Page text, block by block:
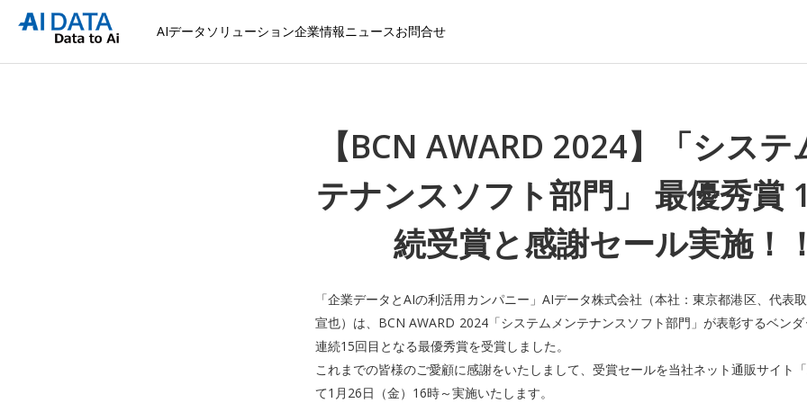
AIデータソリューション企業情報ニュースお問合せ
【BCN AWARD 2024】「シス
テナンスソフト部門」 最優秀賞
続受賞と感謝セール実施！！
「企業データとAIの利活用カンパニー」AIデータ株式会社（本社：東京都港区、代表
宣也）は、BCN AWARD 2024「システムメンテナンスソフト部門」が表彰するベン
連続15回目となる最優秀賞を受賞しました。
これまでの皆様のご愛顧に感謝をいたしまして、受賞セールを当社ネット通販サイト
て1月26日（金）16時～実施いたします。